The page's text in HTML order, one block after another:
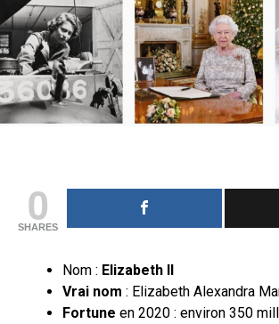
0
SHARES
Nom : Elizabeth II
Vrai nom : Elizabeth Alexandra
Fortune en 2020 : environ 350